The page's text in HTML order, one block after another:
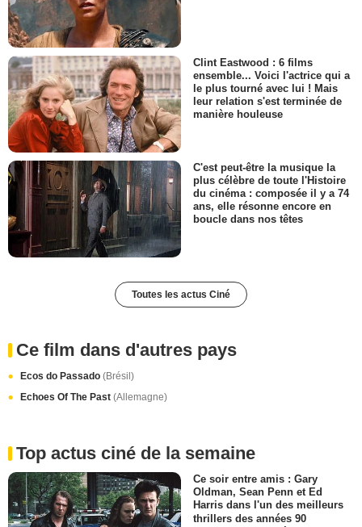
Clint Eastwood : 6 films
ensemble... Voici l'actrice qui a
le plus tourné avec lui ! Mais
leur relation s'est terminée de
manière houleuse
C'est peut-être la musique la
plus célèbre de toute l'Histoire
du cinéma : composée il y a 74
ans, elle résonne encore en
boucle dans nos têtes
Toutes les actus Ciné
Ce film dans d'autres pays
Ecos do Passado (Brésil)
Echoes Of The Past (Allemagne)
Top actus ciné de la semaine
Ce soir entre amis : Gary
Oldman, Sean Penn et Ed
Harris dans l'un des meilleurs
thrillers des années 90